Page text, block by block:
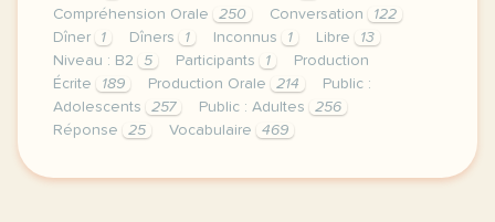
Compréhension Orale
250 Conversation
122
Dîner
1 Dîners 1 Inconnus 1 Libre
13
Niveau : B2
5 Participants 1
Production
Écrite
189 Production Orale 214
Public :
Adolescents
257 Public : Adultes
256
Réponse
25 Vocabulaire 469
duree 45 minutes niveau b2 public adolescents